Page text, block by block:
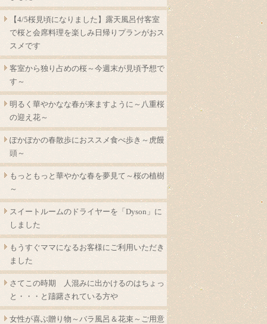
【4/5桜見頃になりました】露天風呂付客室
で桜と会席料理を楽しみ日帰りプランがおス
スメです
客室から独り占めの桜～今週末が見頃予想で
す～
明るく華やかなな春が来ますように～八重桜
の迎え花～
ぽかぽかの春散歩におススメ食べ歩き～虎饅
頭～
もっともっと華やかな春を夢見て～桜の植樹
～
スイートルームのドライヤーを「Dyson」に
しました
もうすぐママになるお客様にご利用いただき
ました
さてこの時期 人混みに出かけるのはちょっ
と・・・と躊躇されている方や
女性が喜ぶ贈り物～バラ風呂＆花束～ご用意